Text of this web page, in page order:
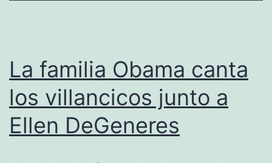
La familia Obama canta
los villancicos junto a
Ellen DeGeneres